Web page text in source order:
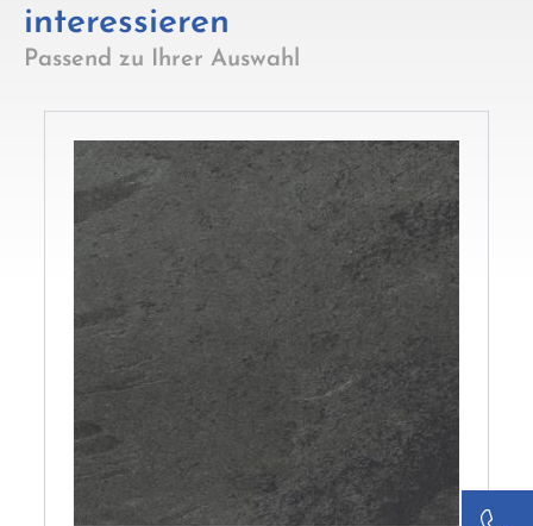
interessieren